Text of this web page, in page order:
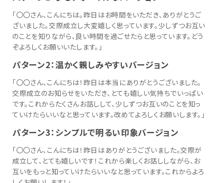
「〇〇さん、こんにちは。昨日はお時間をいただき、ありがとうご
ざいました。交際成立し大変嬉しく思っています。少しずつお互い
のことを知りながら、良い時間を過ごせたらと思っています。どう
ぞよろしくお願いいたします。」
パターン2：温かく親しみやすいバージョン
「〇〇さん、こんにちは！昨日は本当にありがとうございました。
交際成立のお知らせをいただき、とても嬉しい気持ちでいっぱい
です。これからたくさんお話しして、少しずつお互いのことを知っ
ていけたらいいなと思っています。改めてよろしくお願いします。」
パターン3：シンプルで明るい印象バージョン
「〇〇さん、こんにちは！昨日はありがとうございました。交際が
成立して、とても嬉しいです！これから楽しくお話ししながら、お
互いをもっと知っていけたらいいなと思っています。これからよろ